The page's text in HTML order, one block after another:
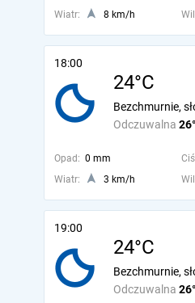
Wiatr:
8 km/h
18:00
24°C
Odczuwalna
Bezchmurnie,
Opad: 0 mm
Wiatr:
3 km/h
19:00
24°C
Odczuwalna
Bezchmurnie,